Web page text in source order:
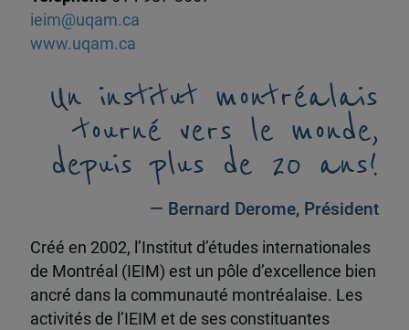
ieim@uqam.ca
www.uqam.ca
Un institut montréalais
tourné vers le monde,
depuis plus de 20 ans!
— Bernard Derome, Président
Créé en 2002, l’Institut d’études internationales
de Montréal (IEIM) est un pôle d’excellence bien
ancré dans la communauté montréalaise. Les
activités de l’IEIM et de ses constituantes